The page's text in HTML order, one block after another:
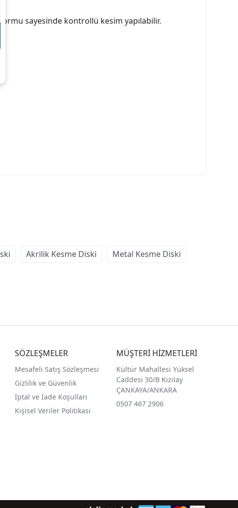
formu sayesinde kontrollü kesim yapılabilir.
Akrilik Kesme Diski Metal Kesme Diski
SÖZLEŞMELER
Mesafeli Satış Sözleşmesi
Gizlilik ve Güvenlik
İptal ve İade Koşulları
Kişisel Veriler Politikası
MÜŞTERİ HİZMETLERİ
Kültür Mahallesi Yüksel
Caddesi 30/B Kızılay
ÇANKAYA/ANKARA
0507 467 2906